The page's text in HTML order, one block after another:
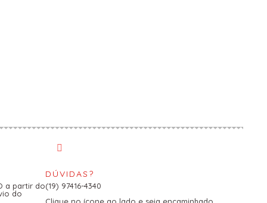
a partir do
do
DÚVIDAS?
(19) 97416-4340